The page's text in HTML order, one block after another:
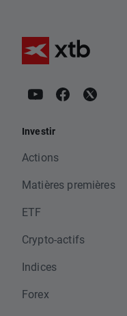
Investir
Actions
Matières premières
ETF
Crypto-actifs
Indices
Forex